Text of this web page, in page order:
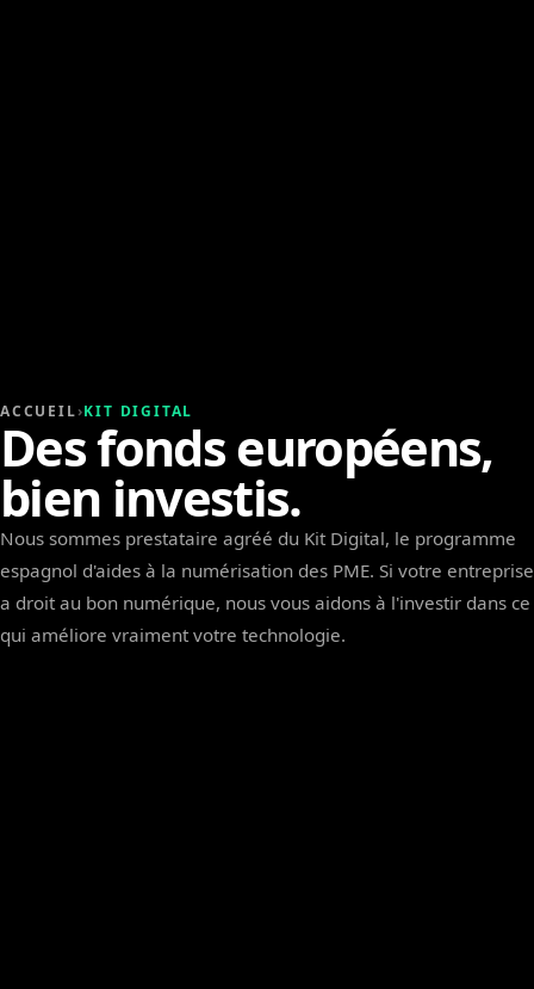
ACCUEIL›KIT DIGITAL
Des fonds européens,
bien investis.
Nous sommes prestataire agréé du Kit Digital, le programme
espagnol d'aides à la numérisation des PME. Si votre entreprise
a droit au bon numérique, nous vous aidons à l'investir dans ce
qui améliore vraiment votre technologie.